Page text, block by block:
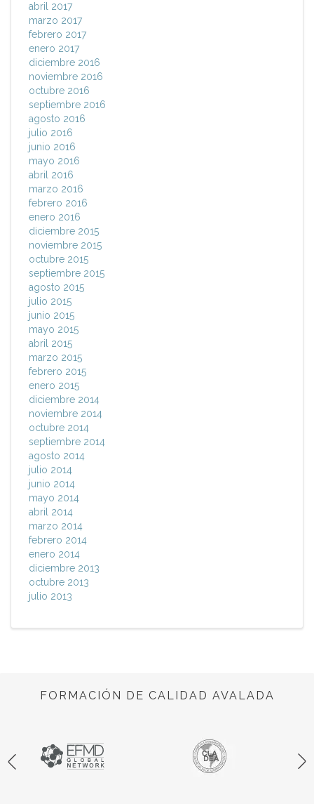
abril 2017
marzo 2017
febrero 2017
enero 2017
diciembre 2016
noviembre 2016
octubre 2016
septiembre 2016
agosto 2016
julio 2016
junio 2016
mayo 2016
abril 2016
marzo 2016
febrero 2016
enero 2016
diciembre 2015
noviembre 2015
octubre 2015
septiembre 2015
agosto 2015
julio 2015
junio 2015
mayo 2015
abril 2015
marzo 2015
febrero 2015
enero 2015
diciembre 2014
noviembre 2014
octubre 2014
septiembre 2014
agosto 2014
julio 2014
junio 2014
mayo 2014
abril 2014
marzo 2014
febrero 2014
enero 2014
diciembre 2013
octubre 2013
julio 2013
FORMACIÓN DE CALIDAD AVALADA